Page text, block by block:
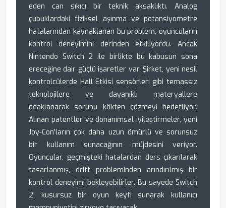
eden can sıkıcı bir teknik aksaklıktı. Analog
çubuklardaki fiziksel aşınma ve potansiyometre
hatalarından kaynaklanan bu problem, oyuncuların
kontrol deneyimini derinden etkiliyordu. Ancak
Nintendo Switch 2 ile birlikte bu kabusun sona
ereceğine dair güçlü işaretler var. Şirket, yeni nesil
kontrolcülerde Hall Etkisi sensörleri gibi temassız
teknolojilere ve dayanıklı materyallere
odaklanarak sorunu kökten çözmeyi hedefliyor.
Alınan patentler ve donanımsal iyileştirmeler, yeni
Joy-Con'ların çok daha uzun ömürlü ve sorunsuz
bir kullanım sunacağının müjdesini veriyor.
Oyuncular, geçmişteki hatalardan ders çıkarılarak
tasarlanmış, drift probleminden arındırılmış bir
kontrol deneyimi bekleyebilirler. Bu sayede Switch
2, kusursuz bir oyun keyfi sunarak kullanıcı